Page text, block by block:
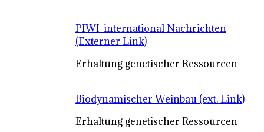
PIWI-international Nachrichten
(Externer Link)
Erhaltung genetischer Ressourcen
Biodynamischer Weinbau (ext. Link)
Erhaltung genetischer Ressourcen